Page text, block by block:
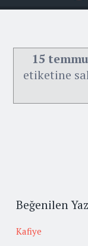
15
etiketine
Beğenilen
Kafiye